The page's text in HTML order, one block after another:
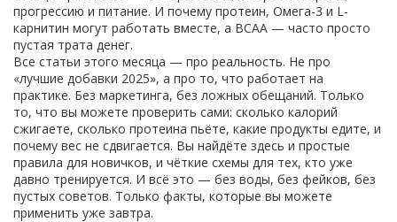
прогрессию и питание. И почему протеин, Омега-3 и L-
карнитин могут работать вместе, а BCAA — часто просто
пустая трата денег.
Все статьи этого месяца — про реальность. Не про
«лучшие добавки 2025», а про то, что работает на
практике. Без маркетинга, без ложных обещаний. Только
то, что вы можете проверить сами: сколько калорий
сжигаете, сколько протеина пьёте, какие продукты едите, и
почему вес не сдвигается. Вы найдёте здесь и простые
правила для новичков, и чёткие схемы для тех, кто уже
давно тренируется. И всё это — без воды, без фейков, без
пустых советов. Только факты, которые вы можете
применить уже завтра.